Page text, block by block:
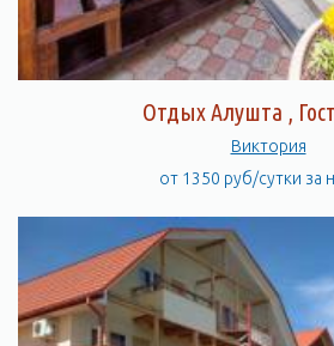
Отдых Алушта ,
Виктория
от 1350 руб/сутки за